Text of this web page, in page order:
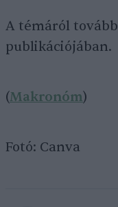
A témáról tovább
publikációjában.
(Makronóm)
Fotó: Canva